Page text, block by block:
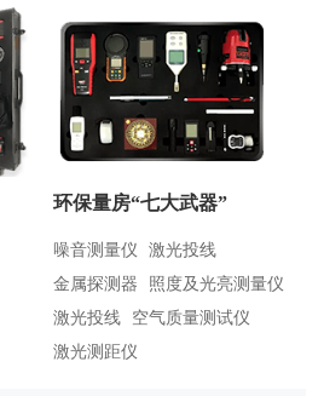
免费量房
免费量房
免费量房
免费量房
免费量房
免费量房
免费量房
免费量房
免费量房
免费量房
环保量房“七大武器”
噪音测量仪
激光投线
金属探测器
照度及光亮测量仪
激光投线
空气质量测试仪
激光测距仪